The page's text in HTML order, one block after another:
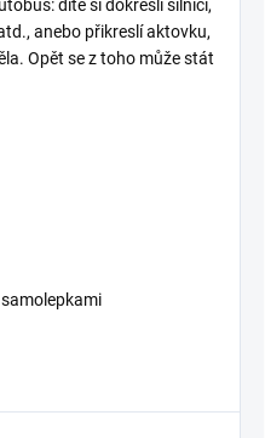
dítě si dokreslí silnici,
anebo přikreslí aktovku,
Opět se z toho může stát